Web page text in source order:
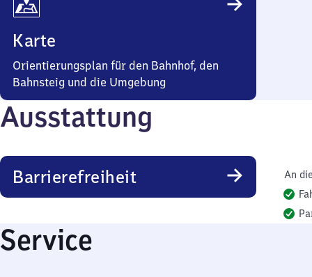
Karte
Orientierungsplan für den Bahnhof, den
Bahnsteig und die Umgebung
Ausstattung
Barrierefreiheit
An
Service